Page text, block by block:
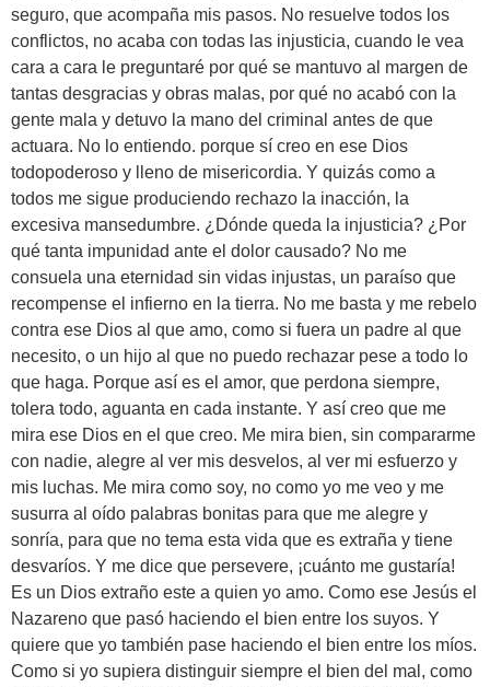
seguro, que acompaña mis pasos. No resuelve todos los
conflictos, no acaba con todas las injusticia, cuando le vea
cara a cara le preguntaré por qué se mantuvo al margen de
tantas desgracias y obras malas, por qué no acabó con la
gente mala y detuvo la mano del criminal antes de que
actuara. No lo entiendo. porque sí creo en ese Dios
todopoderoso y lleno de misericordia. Y quizás como a
todos me sigue produciendo rechazo la inacción, la
excesiva mansedumbre. ¿Dónde queda la injusticia? ¿Por
qué tanta impunidad ante el dolor causado? No me
consuela una eternidad sin vidas injustas, un paraíso que
recompense el infierno en la tierra. No me basta y me rebelo
contra ese Dios al que amo, como si fuera un padre al que
necesito, o un hijo al que no puedo rechazar pese a todo lo
que haga. Porque así es el amor, que perdona siempre,
tolera todo, aguanta en cada instante. Y así creo que me
mira ese Dios en el que creo. Me mira bien, sin compararme
con nadie, alegre al ver mis desvelos, al ver mi esfuerzo y
mis luchas. Me mira como soy, no como yo me veo y me
susurra al oído palabras bonitas para que me alegre y
sonría, para que no tema esta vida que es extraña y tiene
desvaríos. Y me dice que persevere, ¡cuánto me gustaría!
Es un Dios extraño este a quien yo amo. Como ese Jesús el
Nazareno que pasó haciendo el bien entre los suyos. Y
quiere que yo también pase haciendo el bien entre los míos.
Como si yo supiera distinguir siempre el bien del mal, como